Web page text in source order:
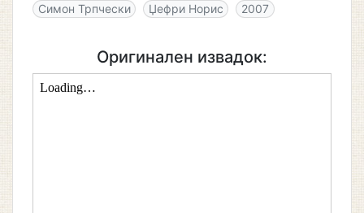
Симон Трпчески Џефри Норис 2007
Оригинален извадок: